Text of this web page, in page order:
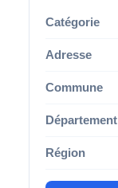
Catégorie
Adresse
Commune
Département
Région